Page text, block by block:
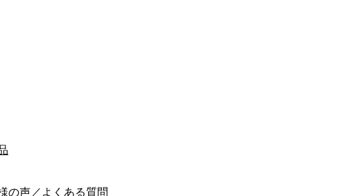
の声／よくある質問